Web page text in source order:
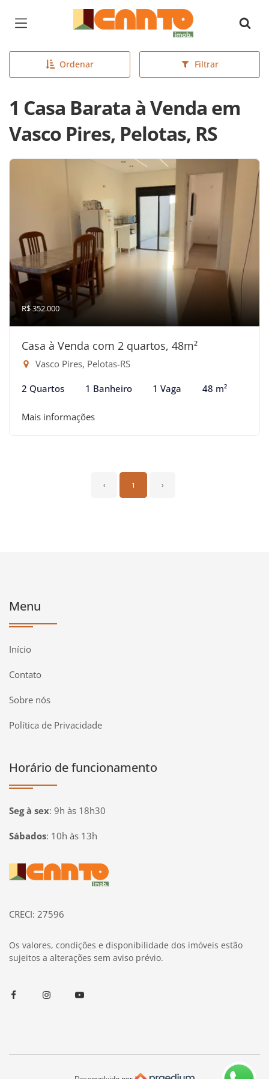
Página inicial
Ordenar Filtrar
1 Casa Barata à Venda em
Vasco Pires, Pelotas, RS
R$ 352.000
Casa à Venda com 2 quartos, 48m²
Vasco Pires, Pelotas-RS
2 Quartos 1 Banheiro 1 Vaga 48 m²
Mais informações
‹ 1 ›
Menu
Início
Contato
Sobre nós
Política de Privacidade
Horário de funcionamento
Seg à sex: 9h às 18h30
Sábados: 10h às 13h
Página inicial
CRECI: 27596
Os valores, condições e disponibilidade dos imóveis estão
sujeitos a alterações sem aviso prévio.
FacebookInstagramYoutube